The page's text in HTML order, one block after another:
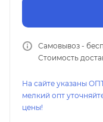
Самовывоз -
Стоимость
На сайте указаны
мелкий опт
цены!